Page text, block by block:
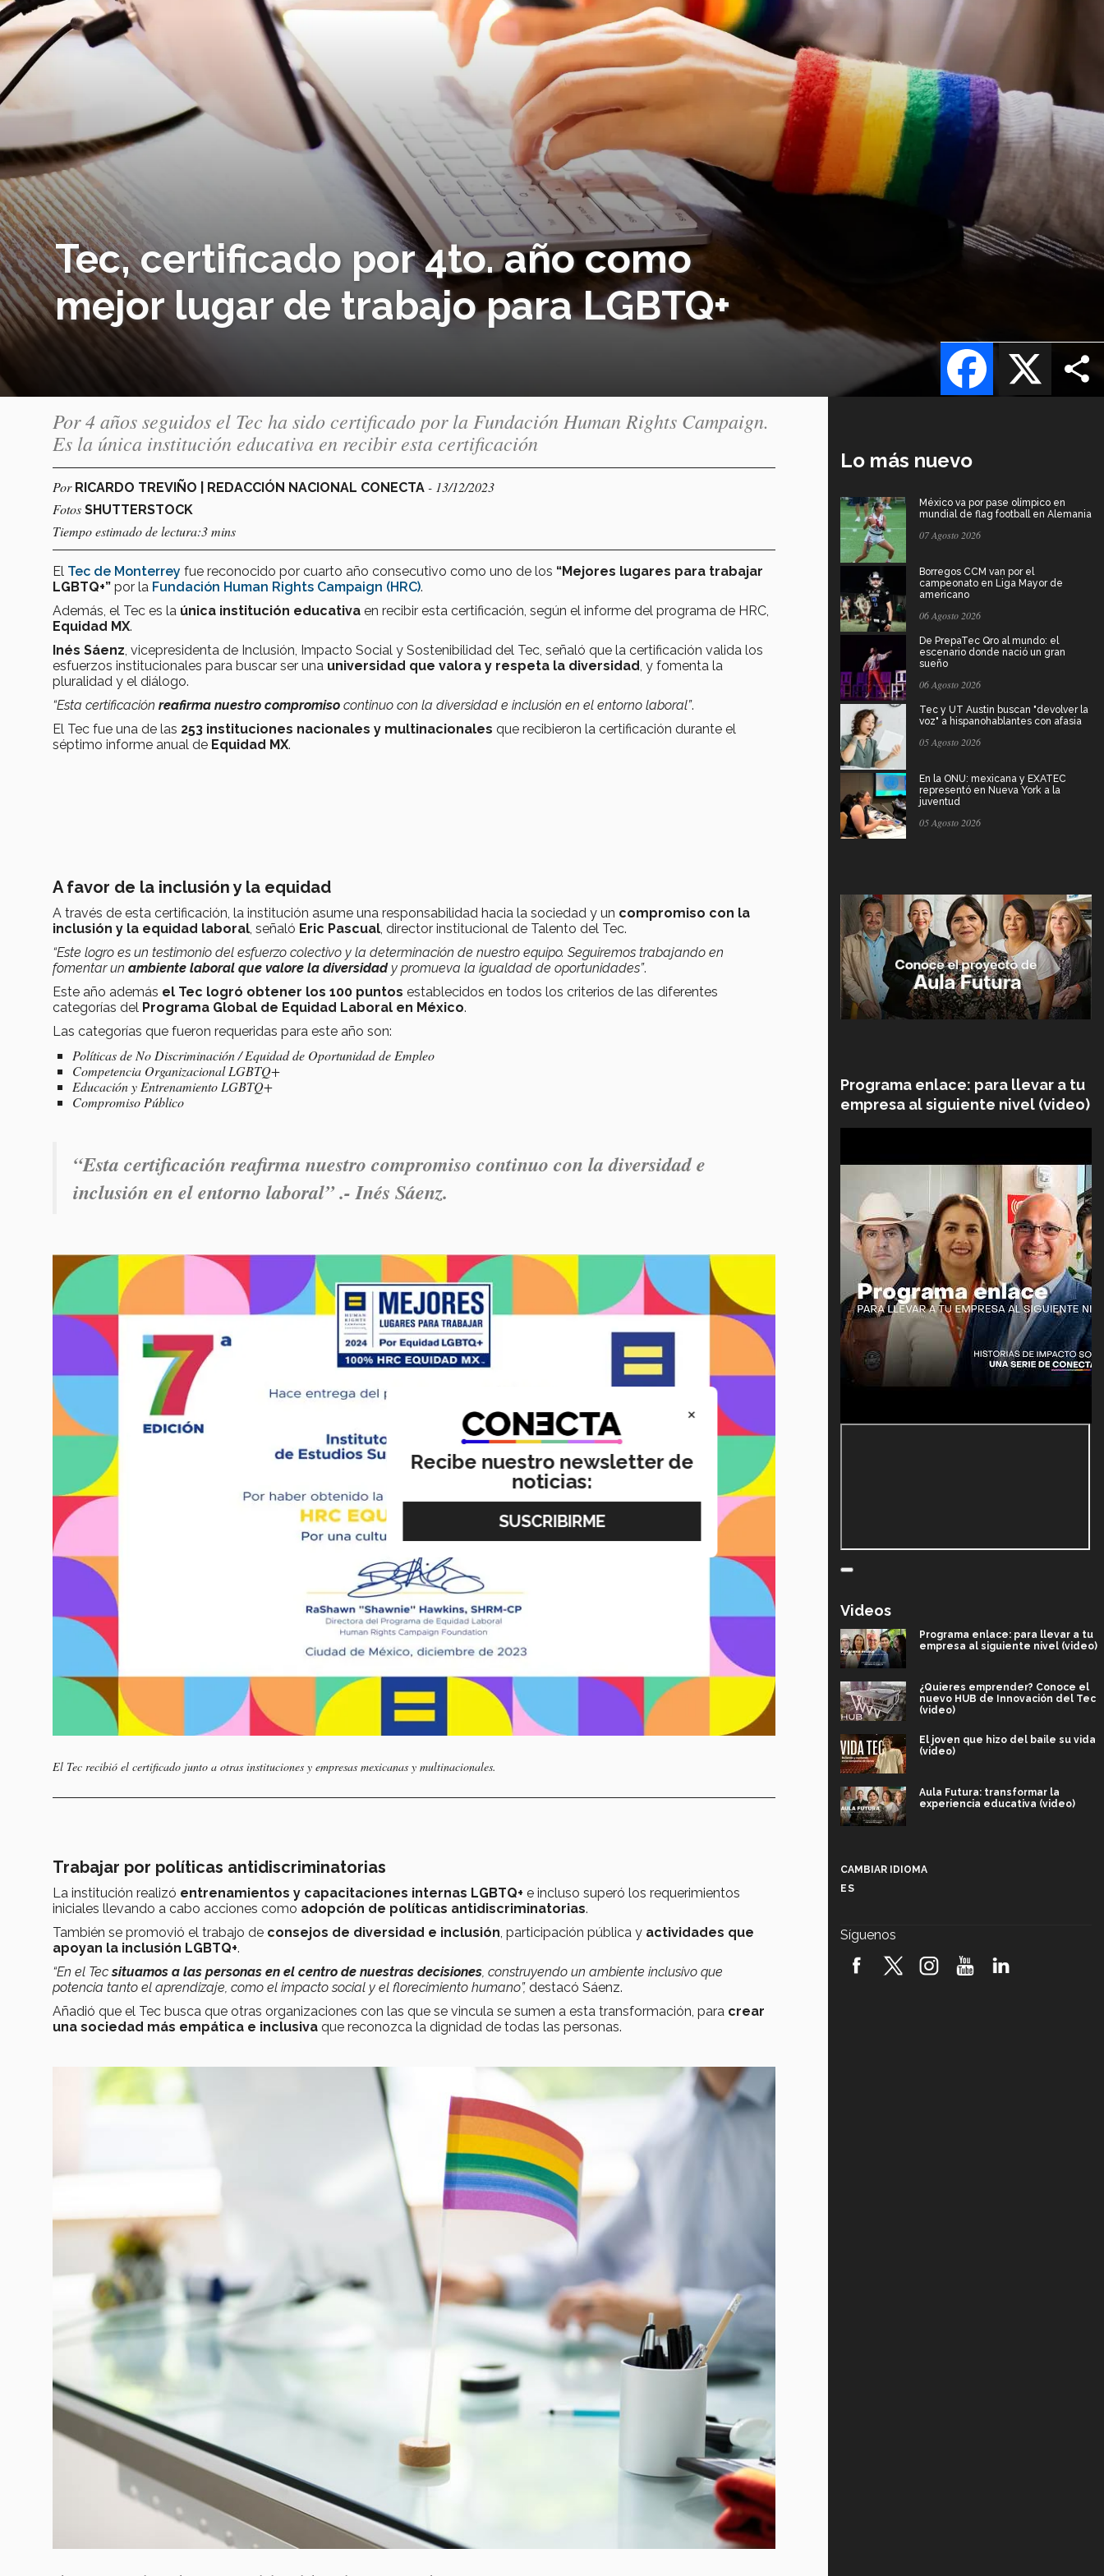
Tec, certificado por 4to. año como
mejor lugar de trabajo para LGBTQ+
X
Facebook
Por 4 años seguidos el Tec ha sido certificado por la Fundación Human Rights Campaign.
Es la única institución educativa en recibir esta certificación
Por RICARDO TREVIÑO | REDACCIÓN NACIONAL CONECTA - 13/12/2023
Fotos SHUTTERSTOCK
Tiempo estimado de lectura:3 mins
El Tec de Monterrey fue reconocido por cuarto año consecutivo como uno de los “Mejores lugares para trabajar
LGBTQ+” por la Fundación Human Rights Campaign (HRC).
Además, el Tec es la única institución educativa en recibir esta certificación, según el informe del programa de HRC,
Equidad MX.
Inés Sáenz , vicepresidenta de Inclusión, Impacto Social y Sostenibilidad del Tec, señaló que la certificación valida los
esfuerzos institucionales para buscar ser una universidad que valora y respeta la diversidad , y fomenta la
pluralidad y el diálogo.
“Esta certificación reafirma nuestro compromiso continuo con la diversidad e inclusión en el entorno laboral”.
El Tec fue una de las 253 instituciones nacionales y multinacionales que recibieron la certificación durante el
séptimo informe anual de Equidad MX.
A favor de la inclusión y la equidad
A través de esta certificación, la institución asume una responsabilidad hacia la sociedad y un compromiso con la
inclusión y la equidad laboral , señaló Eric Pascual , director institucional de Talento del Tec.
“Este logro es un testimonio del esfuerzo colectivo y la determinación de nuestro equipo. Seguiremos trabajando en
fomentar un ambiente laboral que valore la diversidady promueva la igualdad de oportunidades”.
Este año además el Tec logró obtener los 100 puntos establecidos en todos los criterios de las diferentes
categorías del Programa Global de Equidad Laboral en México.
Las categorías que fueron requeridas para este año son:
Políticas de No Discriminación / Equidad de Oportunidad de Empleo
Competencia Organizacional LGBTQ+
Educación y Entrenamiento LGBTQ+
Compromiso Público
“Esta certificación reafirma nuestro compromiso continuo con la diversidad e
inclusión en el entorno laboral” .- Inés Sáenz.
El Tec recibió el certificado junto a otras instituciones y empresas mexicanas y multinacionales.
Trabajar por políticas antidiscriminatorias
La institución realizó entrenamientos y capacitaciones internas LGBTQ+ e incluso superó los requerimientos
iniciales llevando a cabo acciones como adopción de políticas antidiscriminatorias.
También se promovió el trabajo de consejos de diversidad e inclusión, participación pública y actividades que
apoyan la inclusión LGBTQ+.
“En el Tecsituamos a las personas en el centro de nuestras decisiones, construyendo un ambiente inclusivo que
potencia tanto el aprendizaje, como el impacto social y el florecimiento humano”, destacó Sáenz.
Añadió que el Tec busca que otras organizaciones con las que se vincula se sumen a esta transformación, para crear
una sociedad más empática e inclusiva que reconozca la dignidad de todas las personas.
Lo más nuevo
México va por pase olímpico en
mundial de flag football en Alemania
07 Agosto 2026
Borregos CCM van por el
campeonato en Liga Mayor de
americano
06 Agosto 2026
De PrepaTec Qro al mundo: el
escenario donde nació un gran
sueño
06 Agosto 2026
Tec y UT Austin buscan "devolver la
voz" a hispanohablantes con afasia
05 Agosto 2026
En la ONU: mexicana y EXATEC
representó en Nueva York a la
juventud
05 Agosto 2026
Programa enlace: para llevar a tu
empresa al siguiente nivel (video)
Videos
Programa enlace: para llevar a tu
empresa al siguiente nivel (video)
¿Quieres emprender? Conoce el
nuevo HUB de Innovación del Tec
(video)
El joven que hizo del baile su vida
(video)
Aula Futura: transformar la
experiencia educativa (video)
robótica FIRST 2026! (video)
CAMBIAR IDIOMA
ES
Síguenos
×
Recibe nuestro newsletter de
noticias: